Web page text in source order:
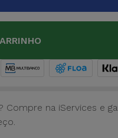
Compre na iServices e